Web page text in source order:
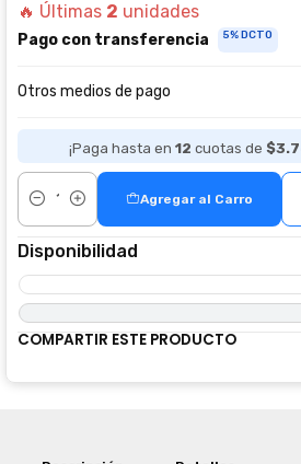
🔥 Últimas 2 unidades
Pago con transferencia 5% DCTO
Otros medios de pago
¡Paga hasta en 12 cuotas de
Cantidad
Agregar al Carro
Disponibilidad
COMPARTIR ESTE PRODUCTO